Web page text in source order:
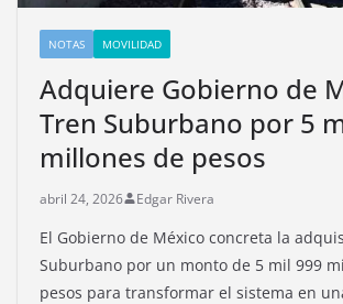
NOTAS MOVILIDAD
Adquiere Gobierno de
Tren Suburbano por 5
millones de pesos
abril 24, 2026 Edgar Rivera
El Gobierno de México concreta la
Suburbano por un monto de 5 mil 999
pesos para transformar el sistema en